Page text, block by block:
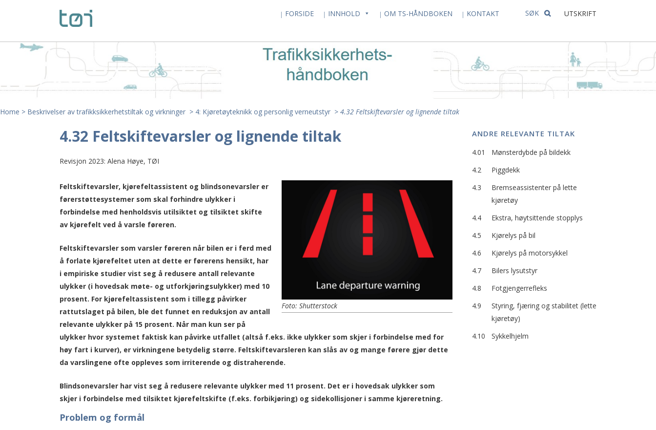
SØK UTSKRIFT
FORSIDE INNHOLD OM TS-HÅNDBOKEN KONTAKT
Home > Beskrivelser av trafikksikkerhetstiltak og virkninger > 4: Kjøretøyteknikk og personlig verneutstyr > 4.32 Feltskiftevarsler og lignende tiltak
4.32 Feltskiftevarsler og lignende tiltak
Revisjon 2023: Alena Høye, TØI
Foto: Shutterstock
Feltskiftevarsler, kjørefeltassistent og blindsonevarsler er
førerstøttesystemer som skal forhindre ulykker i
forbindelse med henholdsvis utilsiktet og tilsiktet skifte
av kjørefelt ved å varsle føreren.
Feltskiftevarsler som varsler føreren når bilen er i ferd med
å forlate kjørefeltet uten at dette er førerens hensikt, har
i empiriske studier vist seg å redusere antall relevante
ulykker (i hovedsak møte- og utforkjøringsulykker) med 10
prosent. For kjørefeltassistent som i tillegg påvirker
rattutslaget på bilen, ble det funnet en reduksjon av antall
relevante ulykker på 15 prosent. Når man kun ser på
ulykker hvor systemet faktisk kan påvirke utfallet (altså f.eks. ikke ulykker som skjer i forbindelse med for
høy fart i kurver), er virkningene betydelig større. Feltskiftevarsleren kan slås av og mange førere gjør dette
da varslingene ofte oppleves som irriterende og distraherende.
Blindsonevarsler har vist seg å redusere relevante ulykker med 11 prosent. Det er i hovedsak ulykker som
skjer i forbindelse med tilsiktet kjørefeltskifte (f.eks. forbikjøring) og sidekollisjoner i samme kjøreretning.
Problem og formål
ANDRE RELEVANTE TILTAK
4.01
Mønsterdybde på bildekk
4.2
Piggdekk
4.3
Bremseassistenter på lette
kjøretøy
4.4
Ekstra, høytsittende stopplys
4.5
Kjørelys på bil
4.6
Kjørelys på motorsykkel
4.7
Bilers lysutstyr
4.8
Fotgjengerrefleks
4.9
Styring, fjæring og stabilitet (lette
kjøretøy)
4.10
Sykkelhjelm